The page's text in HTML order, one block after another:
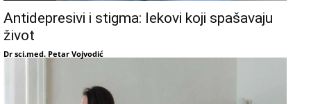
Antidepresivi i stigma: lekovi koji spašavaju
život
Dr sci.med. Petar Vojvodić